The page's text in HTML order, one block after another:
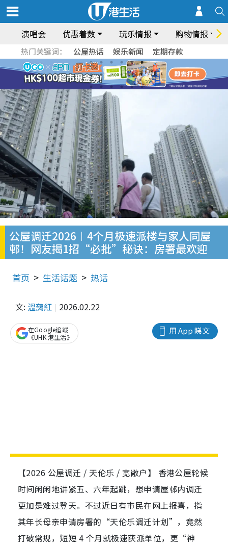
演唱会 优惠着数 玩乐情报 购物情报
热门关键词： 公屋热话 娱乐新闻 定期存款
公屋调迁2026︱4个月极速派楼与家人同屋
邨！网友揭1招“必批”秘诀：房署最欢迎
首页 生活话题 热话
文: 溫藹紅 2026.02.22
用 App 睇文
在Google追蹤
《UHK 港生活》
【2026 公屋调迁 / 天伦乐 / 宽敞户】 香港公屋轮候
时间闲闲地讲紧五、六年起跳，想申请屋邨内调迁
更加是难过登天。不过近日有市民在网上报喜，指
其年长母亲申请房署的“天伦乐调迁计划”，竟然
打破常规，短短 4 个月就极速获派单位，更“神